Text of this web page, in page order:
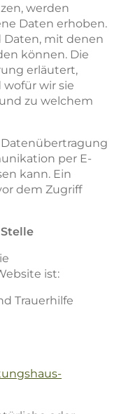
werden
Daten erhoben.
Daten, mit denen
können. Die
erläutert,
wir sie
zu welchem
Datenübertragung
per E-
kann. Ein
dem Zugriff
ist:
Trauerhilfe